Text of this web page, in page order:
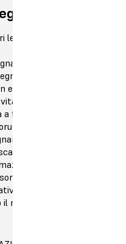
le risorse
e scienze
ed
far parte
dove
con
di
mondo.